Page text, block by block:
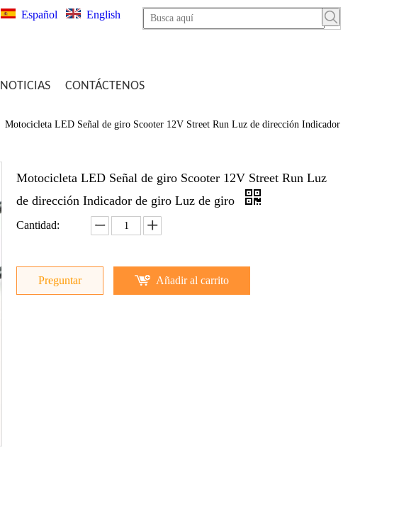
Español English
NOTICIAS CONTÁCTENOS
Motocicleta LED Señal de giro Scooter 12V Street Run Luz de dirección Indicador
Motocicleta LED Señal de giro Scooter 12V Street Run Luz
de dirección Indicador de giro Luz de giro
Cantidad:
Preguntar Añadir al carrito